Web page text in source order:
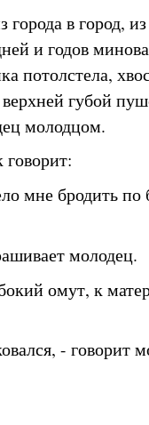
в город,
и годов
потолстела,
губой
молодцом.
мне бродить по
молодец.
омут, к
- говорит